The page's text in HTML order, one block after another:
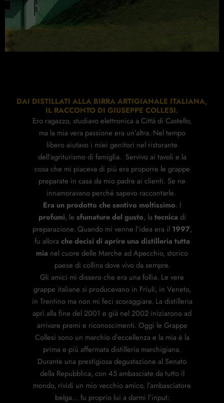
DAI DISTILLATI ALLA BIRRA ARTIGIANALE ITALIANA,
IL RACCONTO DI GIUSEPPE COLLESI.
Ero ragazzo, studiavo elettronica a Città di Castello,
ma la mia vera passione era un’altra. Nel tempo
libero aiutavo i miei genitori nel ristorante
dell’agriturismo di famiglia. Servivo ai tavoli e la
cosa che mi piaceva di più era proporre le grappe
preparate in casa da mio padre ai clienti. Se ne
innamoravano perché sapevo raccontarle.
Era un prodotto che sentivo moltissimo. I
profumi, le sfumature del gusto, la tecnica di
preparazione. Quando mi venne l’idea era il 1997,
fu allora che decisi di aprire una distilleria tutta
mia nel cuore delle Marche ad Apecchio, storico
paese di collina dove vivo da sempre.
Gli amici mi dissero che era una follia. Le vere
grappe italiane si producevano in Friuli, in Veneto,
in Trentino ma non mi feci scoraggiare. La distilleria
aprì alla fine del 2001 e già nel 2002 iniziarono ad
arrivare premi e riconoscimenti. Oggi le Grappe
Collesi sono un marchio d’eccellenza e la mia è la
prima e più affermata distilleria marchigiana.
Durante una prestigiosa degustazione al Senato
della Repubblica, con 45 ambasciate da tutto il
mondo, rividi un mio vecchio amico, l’ambasciatore
belga… fu proprio lui a darmi l’input: